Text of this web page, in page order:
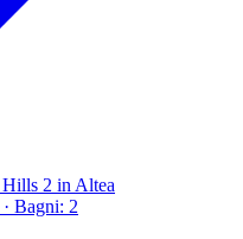
Hills 2 in Altea
Bagni: 2